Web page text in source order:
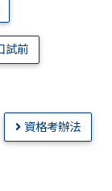
試前
資格考辦法